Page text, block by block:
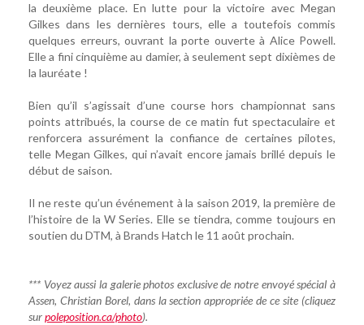
la deuxième place. En lutte pour la victoire avec Megan
Gilkes dans les dernières tours, elle a toutefois commis
quelques erreurs, ouvrant la porte ouverte à Alice Powell.
Elle a fini cinquième au damier, à seulement sept dixièmes de
la lauréate !
Bien qu’il s’agissait d’une course hors championnat sans
points attribués, la course de ce matin fut spectaculaire et
renforcera assurément la confiance de certaines pilotes,
telle Megan Gilkes, qui n’avait encore jamais brillé depuis le
début de saison.
Il ne reste qu’un événement à la saison 2019, la première de
l’histoire de la W Series. Elle se tiendra, comme toujours en
soutien du DTM, à Brands Hatch le 11 août prochain.
*** Voyez aussi la galerie photos exclusive de notre envoyé spécial à
Assen, Christian Borel, dans la section appropriée de ce site (cliquez
surpoleposition.ca/photo).